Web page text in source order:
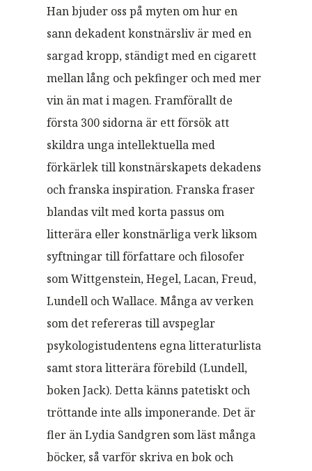
Han bjuder oss på myten om hur en
sann dekadent konstnärsliv är med en
sargad kropp, ständigt med en cigarett
mellan lång och pekfinger och med mer
vin än mat i magen. Framförallt de
första 300 sidorna är ett försök att
skildra unga intellektuella med
förkärlek till konstnärskapets dekadens
och franska inspiration. Franska fraser
blandas vilt med korta passus om
litterära eller konstnärliga verk liksom
syftningar till författare och filosofer
som Wittgenstein, Hegel, Lacan, Freud,
Lundell och Wallace. Många av verken
som det refereras till avspeglar
psykologistudentens egna litteraturlista
samt stora litterära förebild (Lundell,
boken Jack). Detta känns patetiskt och
tröttande inte alls imponerande. Det är
fler än Lydia Sandgren som läst många
böcker, så varför skriva en bok och